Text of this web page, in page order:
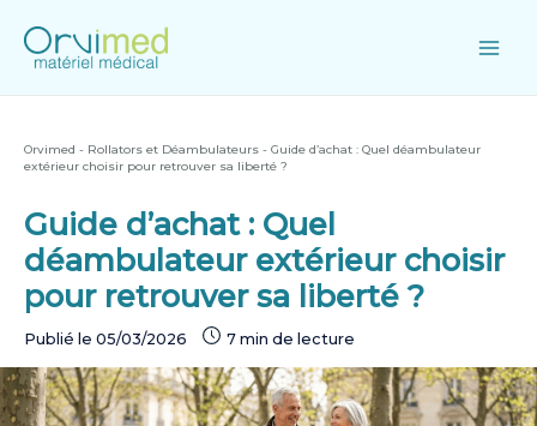
content
Orvimed - Rollators et Déambulateurs- Guide d’achat : Quel déambulateur
extérieur choisir pour retrouver sa liberté ?
Guide d’achat : Quel
déambulateur extérieur choisir
pour retrouver sa liberté ?
Publié le 05/03/2026